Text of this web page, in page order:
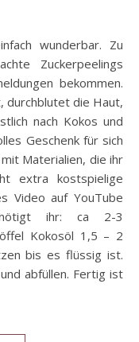
Zuckerpeelings
bekommen.
durchblutet die Haut,
nach Kokos und
Geschenk für sich
Materialien, die ihr
extra kostspielige
Video auf YouTube
ihr: ca 2-3
Kokosöl 1,5 – 2
bis es flüssig ist.
abfüllen. Fertig ist